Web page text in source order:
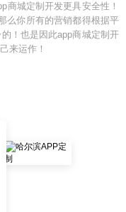
商城定制开发更具安全性！
么你所有的营销都得根据平
！也是因此app商城定制开
来运作！